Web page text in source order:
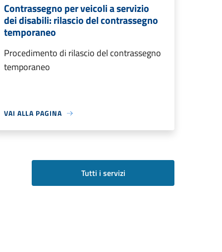
Contrassegno per veicoli a servizio
dei disabili: rilascio del contrassegno
temporaneo
Procedimento di rilascio del contrassegno
temporaneo
VAI ALLA PAGINA
Tutti i servizi